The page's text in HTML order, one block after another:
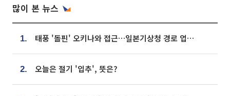
많이 본 뉴스
1. 태풍 '돌핀' 오키나와 접근…일본기상청 경로 업데이트
2. 오늘은 절기 '입추', 뜻은?